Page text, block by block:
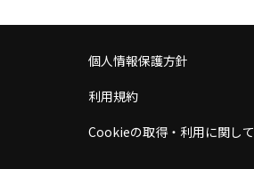
個人情報保護方針
利用規約
Cookieの取得・利用に関して